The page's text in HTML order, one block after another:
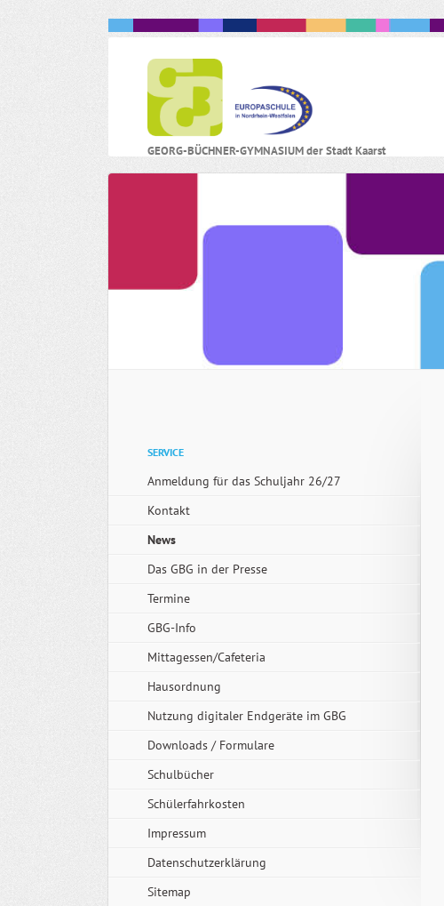
GEORG-BÜCHNER-GYMNASIUM der Stadt KaarstNavigation
Navigation
SERVICE
Anmeldung für das Schuljahr 26/27
Kontakt
News
Das GBG in der Presse
Termine
GBG-Info
Mittagessen/Cafeteria
Hausordnung
Nutzung digitaler Endgeräte im GBG
Downloads / Formulare
Schulbücher
Schülerfahrkosten
Impressum
Datenschutzerklärung
Sitemap